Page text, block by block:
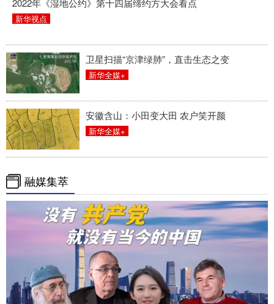
2022年《湿地公约》第十四届缔约方大会看点
新华视点
卫星扫描“京津绿肺”，直击生态之变
新华全媒+
安徽含山：小田变大田 农户笑开颜
新华全媒+
融媒集萃